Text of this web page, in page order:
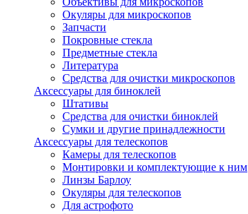
Окуляры для микроскопов
Запчасти
Покровные стекла
Предметные стекла
Литература
Средства для очистки микроскопов
Аксессуары для биноклей
Штативы
Средства для очистки биноклей
Сумки и другие принадлежности
Аксессуары для телескопов
Камеры для телескопов
Монтировки и комплектующие к ним
Линзы Барлоу
Окуляры для телескопов
Для астрофото